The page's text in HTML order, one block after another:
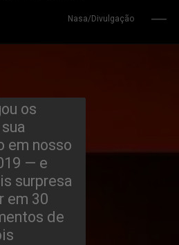
Nasa/Divulgação
os
em nosso
— e
surpresa
em 30
de